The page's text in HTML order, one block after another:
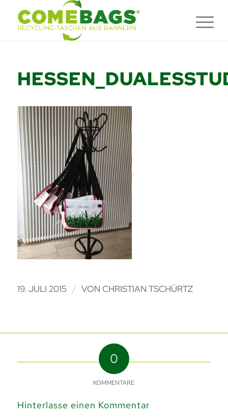
19. JULI 2015 / VON CHRISTIAN TSCHÜRTZ
0
KOMMENTARE
Hinterlasse einen Kommentar